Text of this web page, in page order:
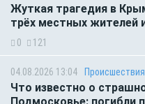
Жуткая трагедия в
трёх местных жителей
0 121
04.08.2026 13:04 Происшествия
Что известно о